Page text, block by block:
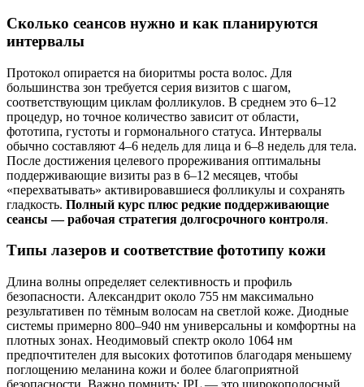
Сколько сеансов нужно и как планируются
интервалы
Протокол опирается на биоритмы роста волос. Для
большинства зон требуется серия визитов с шагом,
соответствующим циклам фолликулов. В среднем это 6–12
процедур, но точное количество зависит от области,
фототипа, густоты и гормонального статуса. Интервалы
обычно составляют 4–6 недель для лица и 6–8 недель для тела.
После достижения целевого прореживания оптимальны
поддерживающие визиты раз в 6–12 месяцев, чтобы
«перехватывать» активировавшиеся фолликулы и сохранять
гладкость. Полный курс плюс редкие поддерживающие
сеансы — рабочая стратегия долгосрочного контроля.
Типы лазеров и соответствие фототипу кожи
Длина волны определяет селективность и профиль
безопасности. Александрит около 755 нм максимально
результативен по тёмным волосам на светлой коже. Диодные
системы примерно 800–940 нм универсальны и комфортны на
плотных зонах. Неодимовый спектр около 1064 нм
предпочтителен для высоких фототипов благодаря меньшему
поглощению меланина кожи и более благоприятной